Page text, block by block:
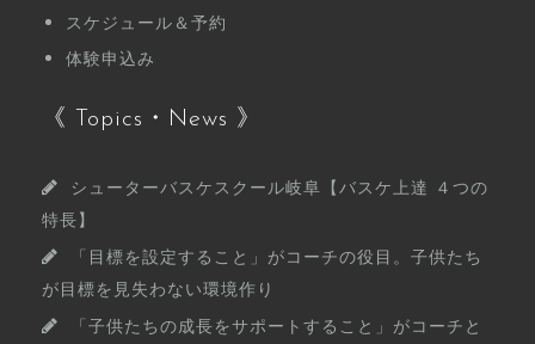
スケジュール＆予約
体験申込み
《 Topics・News 》
シューターバスケスクール岐阜【バスケ上達 ４つの
特長】
「目標を設定すること」がコーチの役目。子供たち
が目標を見失わない環境作り
「子供たちの成長をサポートすること」がコーチと